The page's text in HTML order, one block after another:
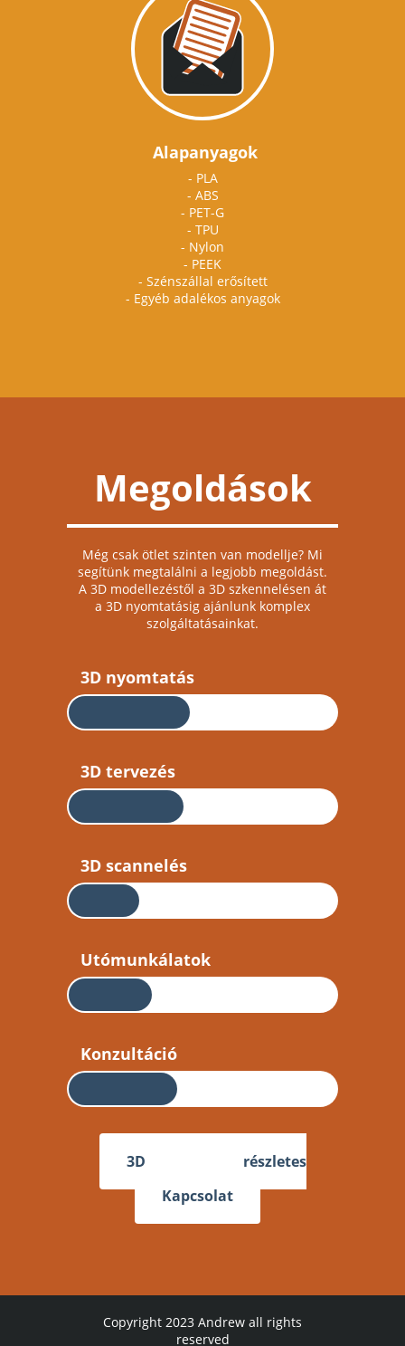
Alapanyagok
- PLA
- ABS
- PET-G
- TPU
- Nylon
- PEEK
- Szénszállal erősített
- Egyéb adalékos anyagok
Megoldások
Még csak ötlet szinten van modellje? Mi
segítünk megtalálni a legjobb megoldást.
A 3D modellezéstől a 3D szkennelésen át
a 3D nyomtatásig ajánlunk komplex
szolgáltatásainkat.
3D nyomtatás
3D tervezés
3D scannelés
Utómunkálatok
Konzultáció
3D nyomtatás – részletes
Kapcsolat
Copyright 2023 Andrew all rights
reserved